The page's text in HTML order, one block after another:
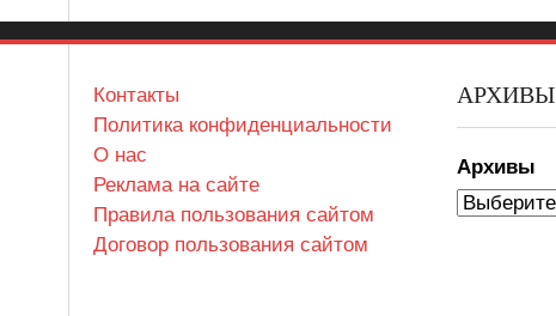
Контакты
Политика конфиденциальности
О нас
Реклама на сайте
Правила пользования сайтом
Договор пользования сайтом
АРХИВЫ
Архивы